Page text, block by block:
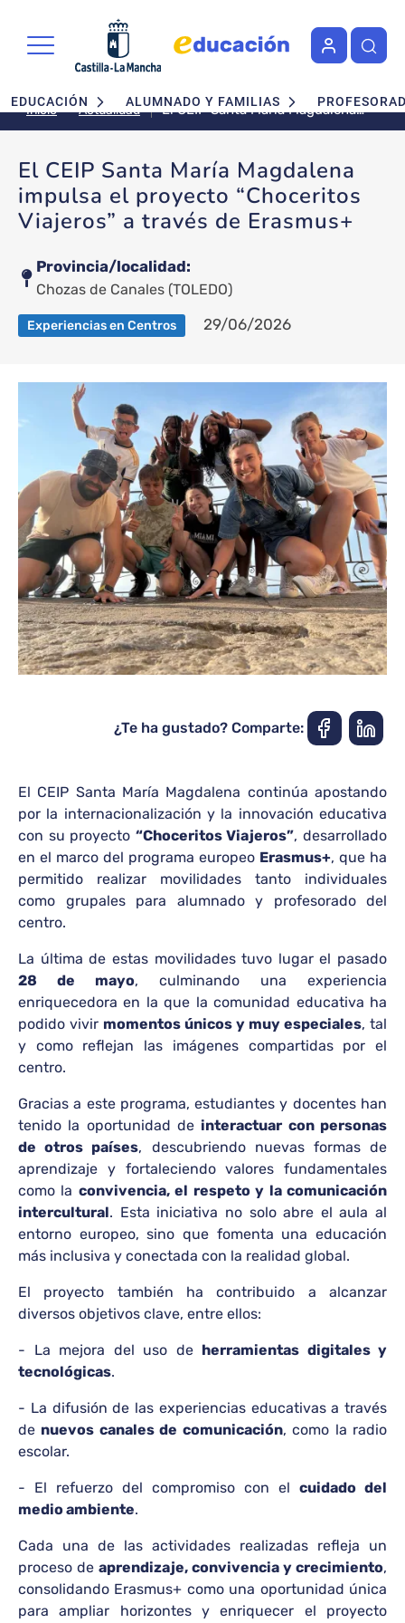
Navegación principal
EDUCACIÓN ALUMNADO Y FAMILIAS
Inicio Actualidad
El CEIP Santa María Magdalena
impulsa el proyecto “Choceritos
El CEIP Santa María Magdalena
impulsa el proyecto “Choceritos
Viajeros” a través de Erasmus+
Provincia/localidad
Chozas de Canales (TOLEDO)
Experiencias en Centros 29/06/2026
¿Te ha gustado? Comparte:
El CEIP Santa María Magdalena continúa apostando
por la internacionalización y la innovación educativa
con su proyecto “Choceritos Viajeros”, desarrollado
en el marco del programa europeo Erasmus+, que ha
permitido realizar movilidades tanto individuales
como grupales para alumnado y profesorado del
centro.
La última de estas movilidades tuvo lugar el pasado
28 de mayo, culminando una experiencia
enriquecedora en la que la comunidad educativa ha
podido vivir momentos únicos y muy especiales, tal
y como reflejan las imágenes compartidas por el
centro.
Gracias a este programa, estudiantes y docentes han
tenido la oportunidad de interactuar con personas
de otros países, descubriendo nuevas formas de
aprendizaje y fortaleciendo valores fundamentales
como la convivencia, el respeto y la comunicación
intercultural. Esta iniciativa no solo abre el aula al
entorno europeo, sino que fomenta una educación
más inclusiva y conectada con la realidad global.
El proyecto también ha contribuido a alcanzar
diversos objetivos clave, entre ellos:
- La mejora del uso de herramientas digitales y
tecnológicas.
- La difusión de las experiencias educativas a través
de nuevos canales de comunicación, como la radio
escolar.
- El refuerzo del compromiso con el cuidado del
medio ambiente.
Cada una de las actividades realizadas refleja un
proceso de aprendizaje, convivencia y crecimiento,
consolidando Erasmus+ como una oportunidad única
para ampliar horizontes y enriquecer el proyecto